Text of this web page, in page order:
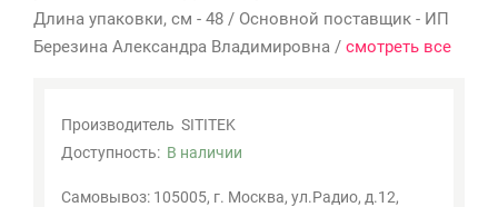
Длина упаковки, см - 48 / Основной поставщик - ИП
Березина Александра Владимировна / смотреть все
Производитель SITITEK
Доступность: В наличии
Самовывоз: 105005, г. Москва, ул.Радио, д.12,